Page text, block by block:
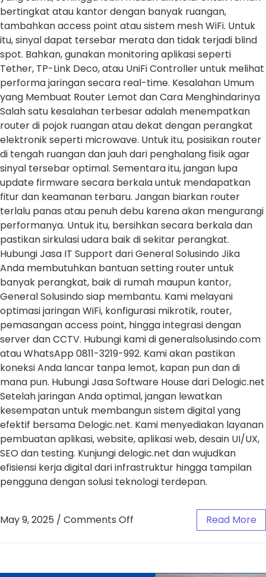
bertingkat atau kantor dengan banyak ruangan,
tambahkan access point atau sistem mesh WiFi. Untuk
itu, sinyal dapat tersebar merata dan tidak terjadi blind
spot. Bahkan, gunakan monitoring aplikasi seperti
Tether, TP-Link Deco, atau UniFi Controller untuk melihat
performa jaringan secara real-time. Kesalahan Umum
yang Membuat Router Lemot dan Cara Menghindarinya
Salah satu kesalahan terbesar adalah menempatkan
router di pojok ruangan atau dekat dengan perangkat
elektronik seperti microwave. Untuk itu, posisikan router
di tengah ruangan dan jauh dari penghalang fisik agar
sinyal tersebar optimal. Sementara itu, jangan lupa
update firmware secara berkala untuk mendapatkan
fitur dan keamanan terbaru. Jangan biarkan router
terlalu panas atau penuh debu karena akan mengurangi
performanya. Untuk itu, bersihkan secara berkala dan
pastikan sirkulasi udara baik di sekitar perangkat.
Hubungi Jasa IT Support dari General Solusindo Jika
Anda membutuhkan bantuan setting router untuk
banyak perangkat, baik di rumah maupun kantor,
General Solusindo siap membantu. Kami melayani
optimasi jaringan WiFi, konfigurasi mikrotik, router,
pemasangan access point, hingga integrasi dengan
server dan CCTV. Hubungi kami di generalsolusindo.com
atau WhatsApp 0811-3219-992. Kami akan pastikan
koneksi Anda lancar tanpa lemot, kapan pun dan di
mana pun. Hubungi Jasa Software House dari Delogic.net
Setelah jaringan Anda optimal, jangan lewatkan
kesempatan untuk membangun sistem digital yang
efektif bersama Delogic.net. Kami menyediakan layanan
pembuatan aplikasi, website, aplikasi web, desain UI/UX,
SEO dan testing. Kunjungi delogic.net dan wujudkan
efisiensi kerja digital dari infrastruktur hingga tampilan
pengguna dengan solusi teknologi terdepan.
May 9, 2025 / Comments Off Read More